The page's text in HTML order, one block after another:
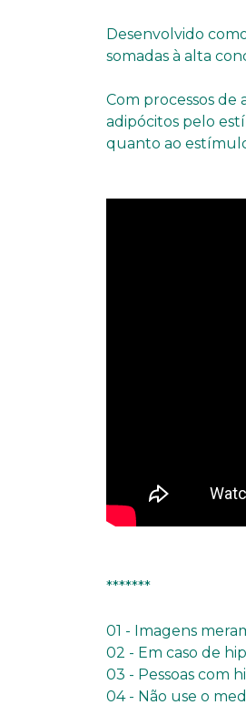
Desenvolvido
somadas à alta
Com processos
adipócitos pelo
quanto ao
*******
01 - Imagens
02 - Em caso de
03 - Pessoas com
04 - Não use o